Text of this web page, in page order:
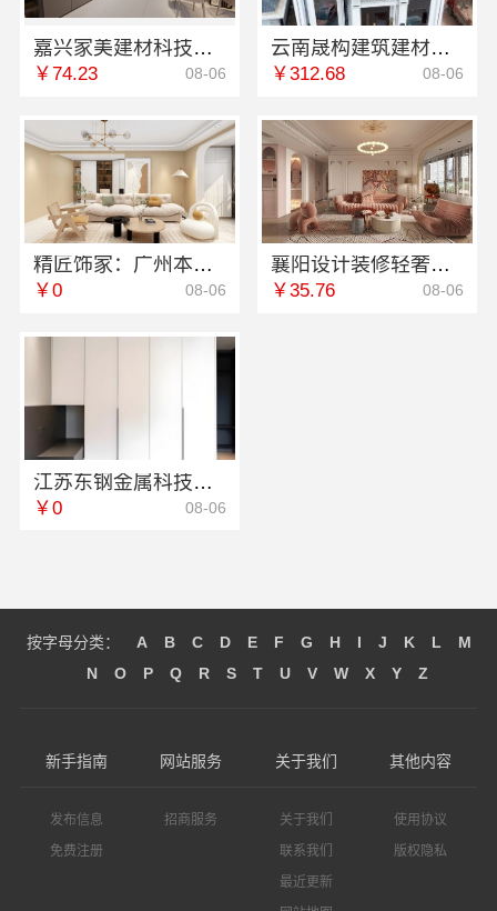
嘉兴家美建材科技有限公司提供嘉善改造施工预算服务
￥74.23 08-06
云南晟构建筑建材有限公司轻奢高端重钢住宅报价
￥312.68 08-06
精匠饰家：广州本地专业装修毛坯房首选
￥0 08-06
襄阳设计装修轻奢风，百年米莱空间美学
￥35.76 08-06
江苏东钢金属科技有限公司定制工厂加盟
￥0 08-06
按字母分类： A B C D E F G H I J K L
M
N
O P Q R S T U V W X Y Z
新手指南
发布信息
免费注册
网站服务
招商服务
关于我们
关于我们
联系我们
最近更新
其他内容
使用协议
版权隐私